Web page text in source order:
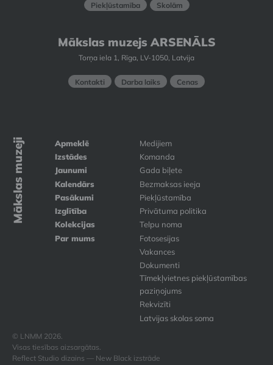
Piekļūstamība
Skolām
Mākslas muzejs ARSENĀLS
Torņa iela 1, Rīga, LV-1050, Latvija
Kontakti Darba laiks Cenas
Mākslas muzeji
Apmeklē
Izstādes
Jaunumi
Kalendārs
Pasākumi
Izglītība
Kolekcijas
Par mums
Medijiem
Komanda
Gada biļete
Bezmaksas ieeja
Piekļūstamība
Privātuma politika
Telpu noma
Fotosesijas
Vakances
Dokumenti
Tīmekļvietnes piekļūstamības
paziņojums
Rekvizīti
Latvijas skolas soma
© LNMM 2026.
Visas tiesības aizsargātas.
Reflect Studio dizains — New Black izstrāde